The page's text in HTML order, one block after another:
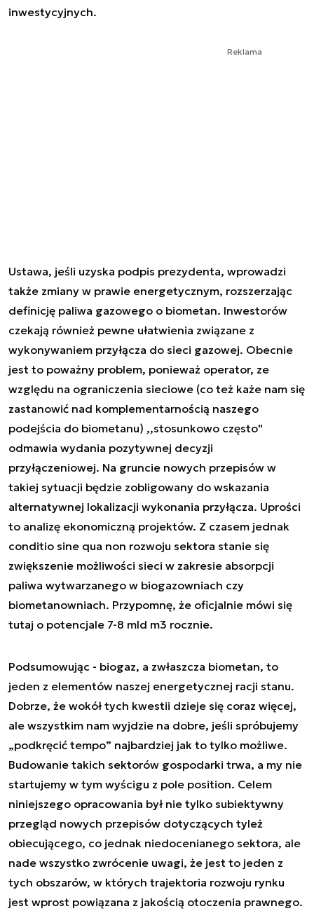
inwestycyjnych.
Reklama
Ustawa, jeśli uzyska podpis prezydenta, wprowadzi
także zmiany w prawie energetycznym, rozszerzając
definicję paliwa gazowego o biometan. Inwestorów
czekają również pewne ułatwienia związane z
wykonywaniem przyłącza do sieci gazowej. Obecnie
jest to poważny problem, ponieważ operator, ze
względu na ograniczenia sieciowe (co też każe nam się
zastanowić nad komplementarnością naszego
podejścia do biometanu) ,,stosunkowo często"
odmawia wydania pozytywnej decyzji
przyłączeniowej. Na gruncie nowych przepisów w
takiej sytuacji będzie zobligowany do wskazania
alternatywnej lokalizacji wykonania przyłącza. Uprości
to analizę ekonomiczną projektów. Z czasem jednak
conditio sine qua non rozwoju sektora stanie się
zwiększenie możliwości sieci w zakresie absorpcji
paliwa wytwarzanego w biogazowniach czy
biometanowniach. Przypomnę, że oficjalnie mówi się
tutaj o potencjale 7-8 mld m3 rocznie.
Podsumowując - biogaz, a zwłaszcza biometan, to
jeden z elementów naszej energetycznej racji stanu.
Dobrze, że wokół tych kwestii dzieje się coraz więcej,
ale wszystkim nam wyjdzie na dobre, jeśli spróbujemy
„podkręcić tempo” najbardziej jak to tylko możliwe.
Budowanie takich sektorów gospodarki trwa, a my nie
startujemy w tym wyścigu z pole position. Celem
niniejszego opracowania był nie tylko subiektywny
przegląd nowych przepisów dotyczących tyleż
obiecującego, co jednak niedocenianego sektora, ale
nade wszystko zwrócenie uwagi, że jest to jeden z
tych obszarów, w których trajektoria rozwoju rynku
jest wprost powiązana z jakością otoczenia prawnego.